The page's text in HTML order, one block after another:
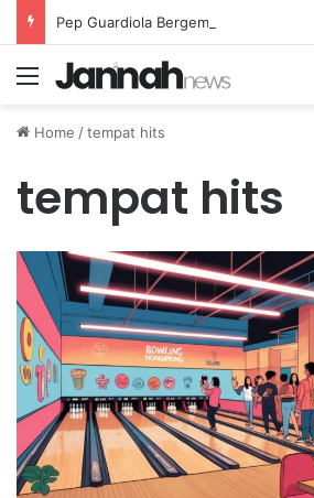
Menu
Home /tempat hits
tempat hits